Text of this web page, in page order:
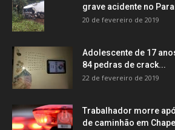
grave acidente no
20 de fevereiro de 2019
Adolescente de 17
84 pedras de crack...
22 de fevereiro de 2019
Trabalhador morre
de caminhão em